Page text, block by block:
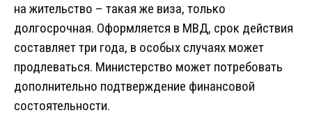
на жительство – такая же виза, только
долгосрочная. Оформляется в МВД, срок действия
составляет три года, в особых случаях может
продлеваться. Министерство может потребовать
дополнительно подтверждение финансовой
состоятельности.